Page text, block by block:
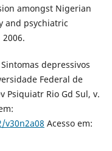
amongst Nigerian
and psychiatric
depressivos
Federal de
Psiquiatr Rio Gd Sul, v.
Acesso em: